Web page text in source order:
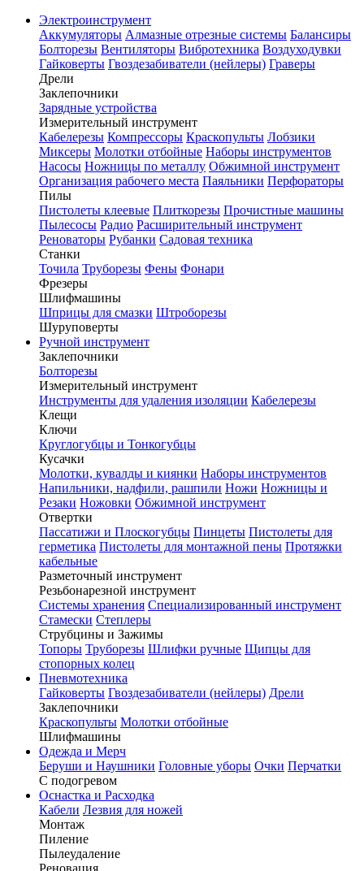
Электроинструмент
Аккумуляторы Алмазные отрезные системы Балансиры
Болторезы Вентиляторы Вибротехника Воздуходувки
Гайковерты Гвоздезабиватели (нейлеры) Граверы
Дрели
Заклепочники
Зарядные устройства
Измерительный инструмент
Кабелерезы Компрессоры Краскопульты Лобзики
Миксеры Молотки отбойные Наборы инструментов
Насосы Ножницы по металлу Обжимной инструмент
Организация рабочего места Паяльники Перфораторы
Пилы
Пистолеты клеевые Плиткорезы Прочистные машины
Пылесосы Радио Расширительный инструмент
Реноваторы Рубанки Садовая техника
Станки
Точила Труборезы Фены Фонари
Фрезеры
Шлифмашины
Шприцы для смазки Штроборезы
Шуруповерты
Ручной инструмент
Заклепочники
Болторезы
Измерительный инструмент
Инструменты для удаления изоляции Кабелерезы
Клещи
Ключи
Круглогубцы и Тонкогубцы
Кусачки
Молотки, кувалды и киянки Наборы инструментов
Напильники, надфили, рашпили Ножи Ножницы и
Резаки Ножовки Обжимной инструмент
Отвертки
Пассатижи и Плоскогубцы Пинцеты Пистолеты для
герметика Пистолеты для монтажной пены Протяжки
кабельные
Разметочный инструмент
Резьбонарезной инструмент
Системы хранения Специализированный инструмент
Стамески Степлеры
Струбцины и Зажимы
Топоры Труборезы Шлифки ручные Щипцы для
стопорных колец
Пневмотехника
Гайковерты Гвоздезабиватели (нейлеры) Дрели
Заклепочники
Краскопульты Молотки отбойные
Шлифмашины
Одежда и Мерч
Беруши и Наушники Головные уборы Очки Перчатки
С подогревом
Оснастка и Расходка
Кабели Лезвия для ножей
Монтаж
Пиление
Пылеудаление
Реновация